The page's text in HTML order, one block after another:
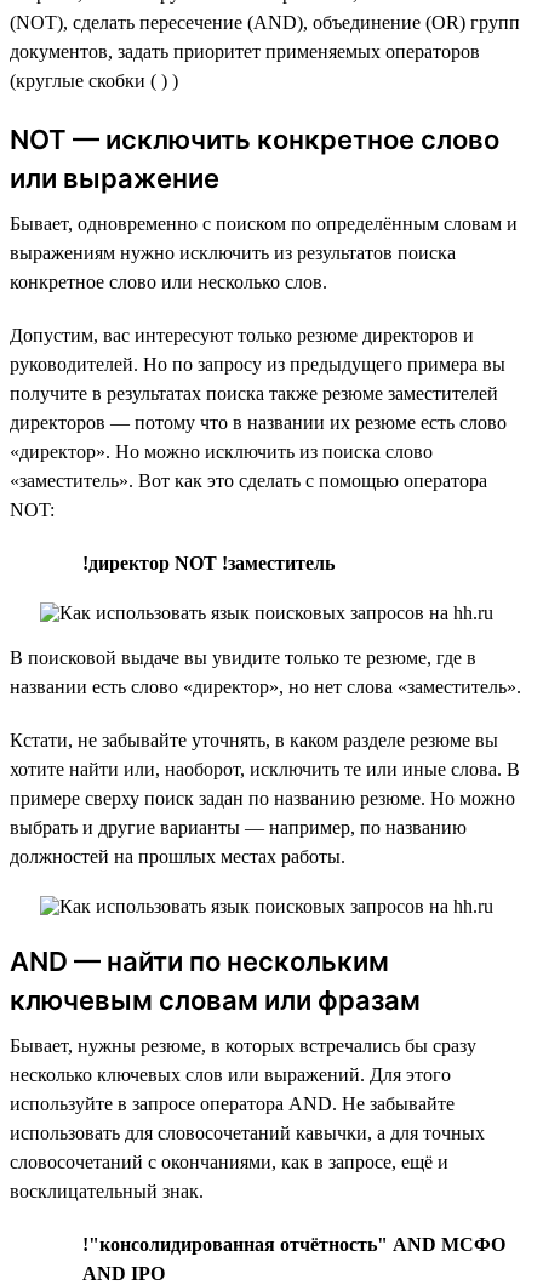
(NOT), сделать пересечение (AND), объединение (OR) групп
документов, задать приоритет применяемых операторов
(круглые скобки ( ) )
NOT — исключить конкретное слово
или выражение
Бывает, одновременно с поиском по определённым словам и
выражениям нужно исключить из результатов поиска
конкретное слово или несколько слов.
Допустим, вас интересуют только резюме директоров и
руководителей. Но по запросу из предыдущего примера вы
получите в результатах поиска также резюме заместителей
директоров — потому что в названии их резюме есть слово
«директор». Но можно исключить из поиска слово
«заместитель». Вот как это сделать с помощью оператора
NOT:
!директор NOT !заместитель
В поисковой выдаче вы увидите только те резюме, где в
названии есть слово «директор», но нет слова «заместитель».
Кстати, не забывайте уточнять, в каком разделе резюме вы
хотите найти или, наоборот, исключить те или иные слова. В
примере сверху поиск задан по названию резюме. Но можно
выбрать и другие варианты — например, по названию
должностей на прошлых местах работы.
AND — найти по нескольким
ключевым словам или фразам
Бывает, нужны резюме, в которых встречались бы сразу
несколько ключевых слов или выражений. Для этого
используйте в запросе оператора AND. Не забывайте
использовать для словосочетаний кавычки, а для точных
словосочетаний с окончаниями, как в запросе, ещё и
восклицательный знак.
!"консолидированная отчётность" AND МСФО
AND IPO